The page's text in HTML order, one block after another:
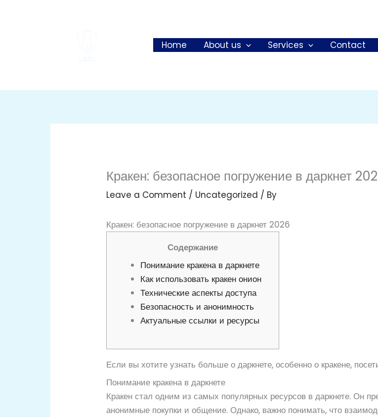
Home
About us Services Contact
Кракен: безопасное погружение в даркнет
Leave a Comment / Uncategorized / By
Кракен: безопасное погружение в даркнет 2026
Содержание
Понимание кракена в даркнете
Как использовать кракен онион
Технические аспекты доступа
Безопасность и анонимность
Актуальные ссылки и ресурсы
Если вы хотите узнать больше о даркнете, особенно о кракене,
Понимание кракена в даркнете
Кракен стал одним из самых популярных ресурсов в даркнете. Он
анонимные покупки и общение. Однако, важно понимать, что